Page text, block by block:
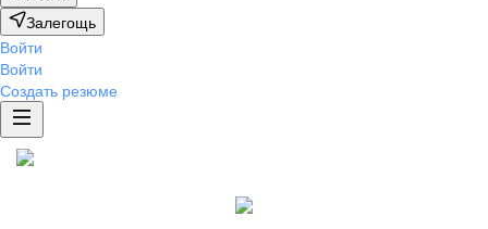
Залегощь
Войти
Войти
Создать резюме